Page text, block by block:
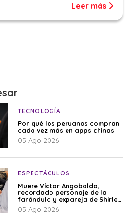
Leer más
TECNOLOGÍA
Por qué los peruanos compran
cada vez más en apps chinas
05 Ago 2026
ESPECTÁCULOS
Muere Víctor Angobaldo,
recordado personaje de la
farándula y expareja de Shirley
Cherres
05 Ago 2026